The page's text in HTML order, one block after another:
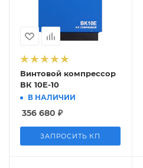
Винтовой компрессор
ВК 10Е-10
В НАЛИЧИИ
356 680 ₽
ЗАПРОСИТЬ КП